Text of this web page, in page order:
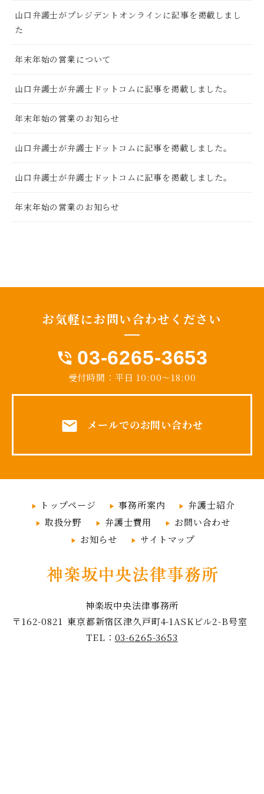
山口弁護士がプレジデントオンラインに記事を掲載しまし
た
年末年始の営業について
山口弁護士が弁護士ドットコムに記事を掲載しました。
年末年始の営業のお知らせ
山口弁護士が弁護士ドットコムに記事を掲載しました。
山口弁護士が弁護士ドットコムに記事を掲載しました。
年末年始の営業のお知らせ
お気軽にお問い合わせ ください
phone_in_talk 03-6265-3653
受付時間：平日 10:00～18:00
mail メールでのお問い合わせ
トップページ 事務所案内
弁護士紹介
取扱分野
弁護士費用
お問い合わせ
お知らせ
サイトマップ
神楽坂中央法律事務所
〒162-0821 東京都新宿区津久戸町4-1ASKビル2-B号室
TEL： 03-6265-3653